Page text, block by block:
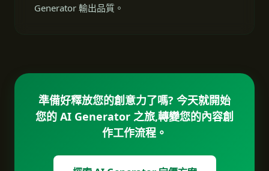
Generator 輸出品質。
準備好釋放您的創意力了嗎? 今天就開始
您的 AI Generator 之旅,轉變您的內容創
作工作流程。